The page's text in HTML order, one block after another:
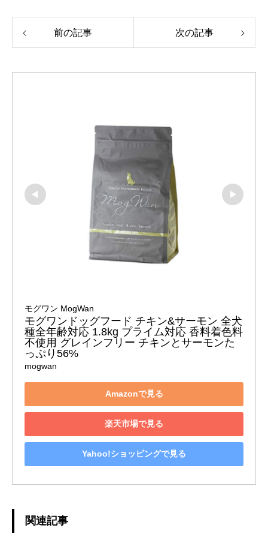
前の記事 次の記事
モグワン MogWan
モグワンドッグフード チキン&サーモン 全犬
種全年齢対応 1.8kg プライム対応 香料着色料
不使用 グレインフリー チキンとサーモンた
っぷり56%
mogwan
Amazonで見る
楽天市場で見る
Yahoo!ショッピングで見る
関連記事